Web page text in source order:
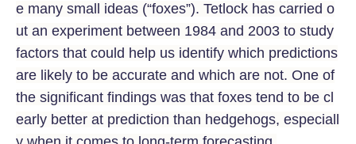
e many small ideas (“foxes”). Tetlock has carried o
ut an experiment between 1984 and 2003 to study
factors that could help us identify which predictions
are likely to be accurate and which are not. One of
the significant findings was that foxes tend to be cl
early better at prediction than hedgehogs, especiall